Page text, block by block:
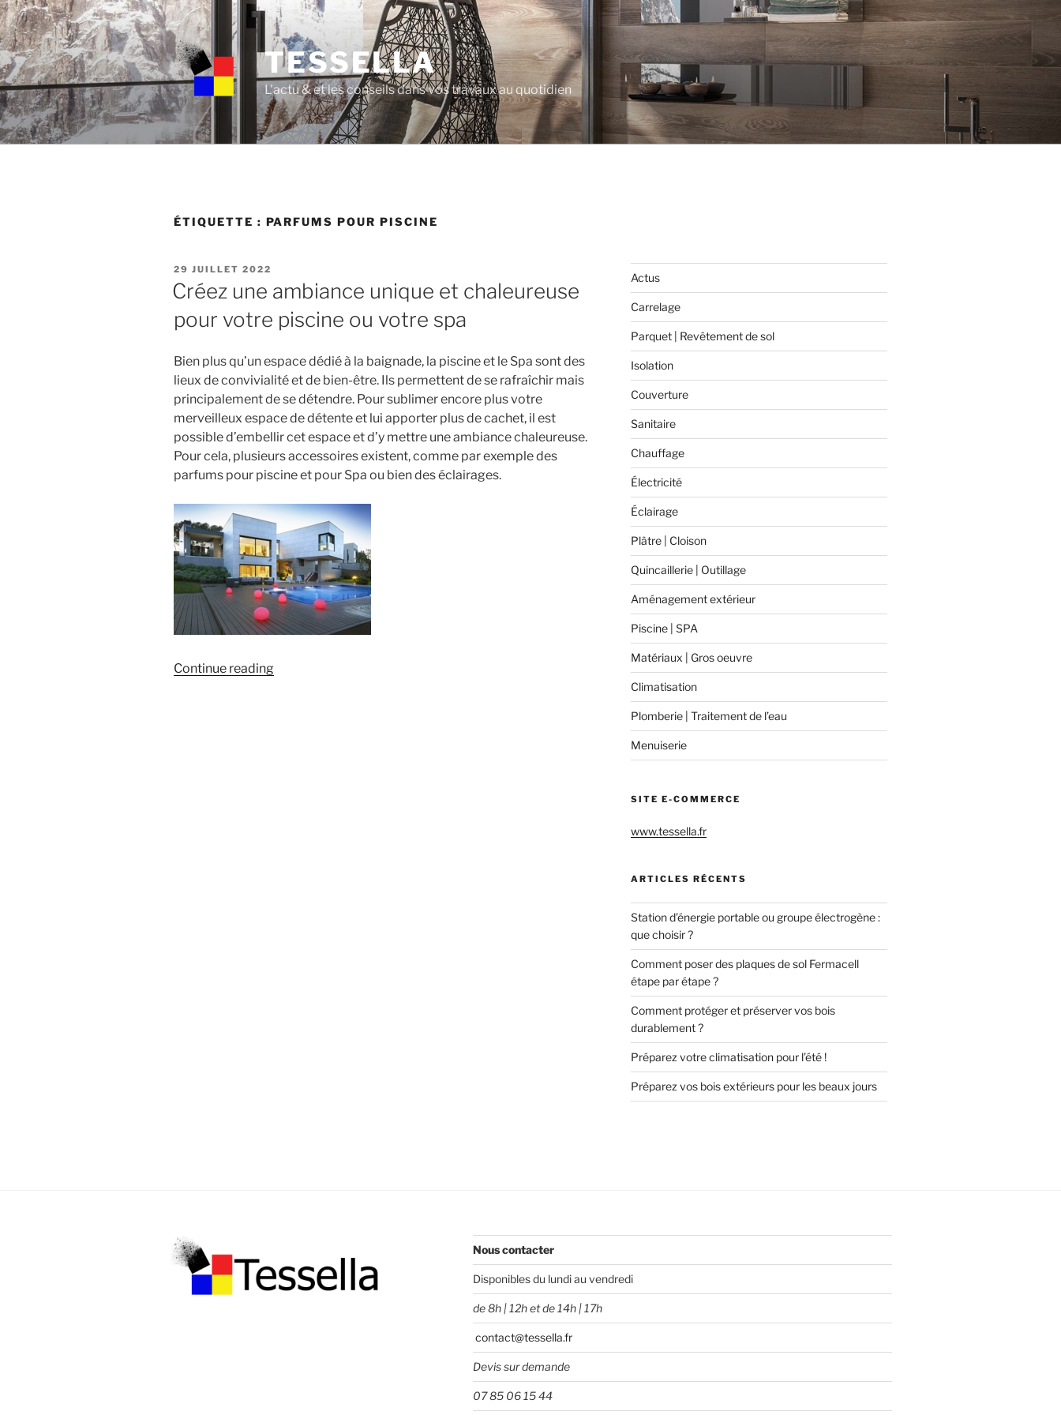
Skip
to
content
TESSELLA
L'actu & et les conseils dans vos travaux au quotidien
ÉTIQUETTE : PARFUMS POUR PISCINE
POSTED
ON
29 JUILLET 2022
Créez une ambiance unique et chaleureuse
pour votre piscine ou votre spa
Bien plus qu’un espace dédié à la baignade, la piscine et le Spa sont des
lieux de convivialité et de bien-être. Ils permettent de se rafraîchir mais
principalement de se détendre. Pour sublimer encore plus votre
merveilleux espace de détente et lui apporter plus de cachet, il est
possible d’embellir cet espace et d’y mettre une ambiance chaleureuse.
Pour cela, plusieurs accessoires existent, comme par exemple des
parfums pour piscine et pour Spa ou bien des éclairages.
Continue reading« Créez
Actus
Carrelage
Parquet | Revêtement de sol
Isolation
Couverture
Sanitaire
Chauffage
Électricité
Éclairage
Plâtre | Cloison
Quincaillerie | Outillage
Aménagement extérieur
Piscine | SPA
Matériaux | Gros oeuvre
Climatisation
Plomberie | Traitement de l’eau
Menuiserie
SITE E-COMMERCE
www.tessella.fr
ARTICLES RÉCENTS
Station d’énergie portable ou groupe électrogène :
que choisir ?
Comment poser des plaques de sol Fermacell
étape par étape ?
Comment protéger et préserver vos bois
durablement ?
Préparez votre climatisation pour l’été !
Préparez vos bois extérieurs pour les beaux jours
Nous contacter
Disponibles du lundi au vendredi
de 8h | 12h et de 14h | 17h
contact@tessella.fr
Devis sur demande
07 85 06 15 44